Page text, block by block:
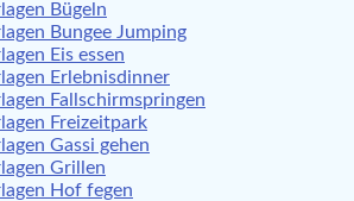
Bügeln
Bungee Jumping
Eis essen
Erlebnisdinner
Fallschirmspringen
Freizeitpark
Gassi gehen
Grillen
Hof fegen